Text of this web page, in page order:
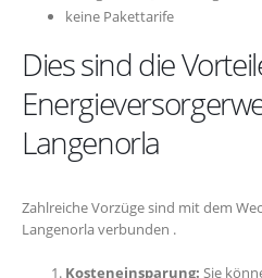
keine Pakettarife
Dies sind die
Langenorla
Zahlreiche Vorzüge sind mit dem
Langenorla verbunden .
Kosteneinsparung: Sie